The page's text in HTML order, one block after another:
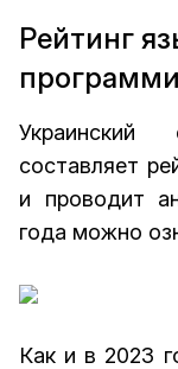
Рейтинг
составляет
и проводит
года можно
Как и в 2023